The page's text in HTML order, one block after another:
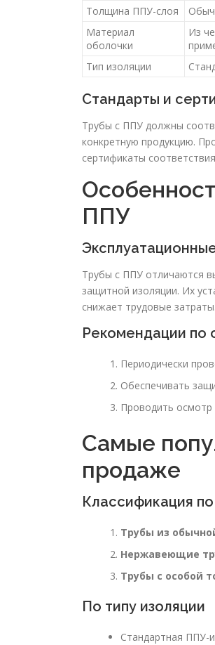
Толщина ППУ-слоя
Материал
оболочки
Из
Тип изоляции
Стандарты и
Трубы с ППУ должны
конкретную продукцию.
сертификаты
ППУ
Трубы с ППУ отличаются
защитной изоляции. Их
снижает трудовые затраты.
Рекомендации по
Периодически
Обеспечивать
Проводить осмотр
Самые
продаже
Классификация
Трубы из
Нержавеющие
Трубы с особой
По типу изоляции
Стандартная ППУ-